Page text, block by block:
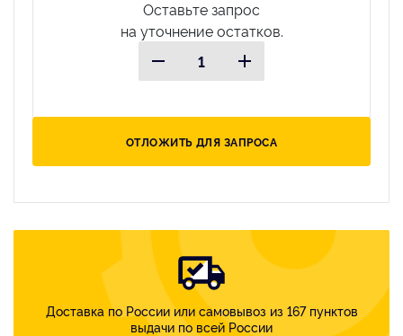
Оставьте запрос
на уточнение остатков.
ОТЛОЖИТЬ ДЛЯ ЗАПРОСА
Доставка по России или самовывоз из 167 пунктов
выдачи по всей России